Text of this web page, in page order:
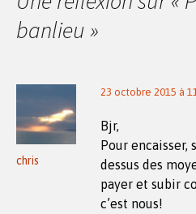
articles
banlieu»
chris
23 octobre 2015 à
Bjr,
Pour encaisser,
dessus des
payer et subir
c’est nous!